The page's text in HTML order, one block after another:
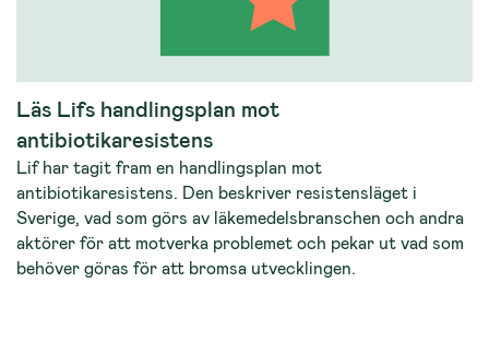
Läs Lifs handlingsplan mot
antibiotikaresistens
Lif har tagit fram en handlingsplan mot
antibiotikaresistens. Den beskriver resistensläget i
Sverige, vad som görs av läkemedelsbranschen och andra
aktörer för att motverka problemet och pekar ut vad som
behöver göras för att bromsa utvecklingen.